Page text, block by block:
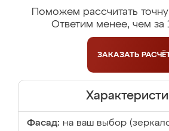
Поможем рассчитать
Ответим менее, чем за
ЗАКАЗАТЬ
Фасад: на ваш выбор